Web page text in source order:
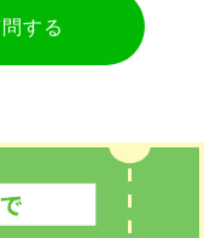
する